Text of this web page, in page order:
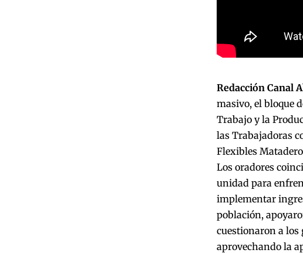
Redacción Canal
masivo, el bloque
Trabajo y la
las Trabajadoras
Flexibles
Los oradores
unidad para
implementar
población,
cuestionaron a los
aprovechando la